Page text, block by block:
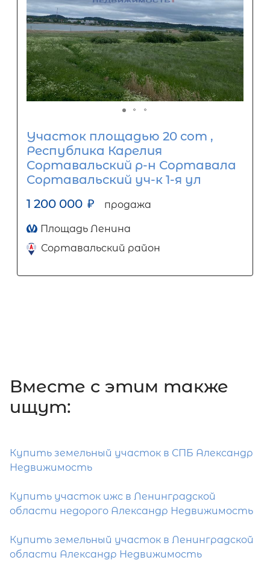
Участок площадью 20 сот ,
Республика Карелия
Сортавальский р-н Сортавала
Сортавальский уч-к 1-я ул
1 200 000 ₽ продажа
Площадь Ленина
Сортавальский район
Вместе c этим также
ищут:
Купить земельный участок в СПБ Александр
Недвижимость
Купить участок ижс в Ленинградской
области недорого Александр Недвижимость
Купить земельный участок в Ленинградской
области Александр Недвижимость